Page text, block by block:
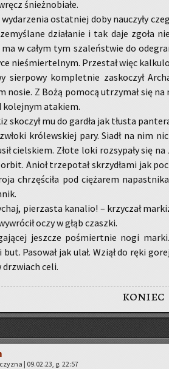
śnież­no­bia­łe.
ostat­niej doby na­uczy­ły
dzia­ła­nie i tak daje zgoła
w całym tym sza­leń­stwie do
nie­śmier­tel­nym. Prze­stał więc
sier­po­wy kom­plet­nie za­sko­czył
nosie. Z Bożą po­mo­cą utrzy­mał się
ko­lej­nym ata­kiem.
sko­czył mu do gar­dła jak tłu­sta
kró­lew­skiej pary. Siadł na nim
ciel­skiem. Złote loki roz­sy­pa­ły się
orbit. Anioł trze­po­tał skrzy­dła­mi jak
chrzę­ści­ła pod cię­ża­rem
pie­rza­sta ka­na­lio! – krzy­czał
oczy w głąb czasz­ki.
jesz­cze po­śmiert­nie nogi
but. Pa­so­wał jak ulał. Wziął do ręki
drzwiach celi.
koniec
| 09.02.23, g. 22:57